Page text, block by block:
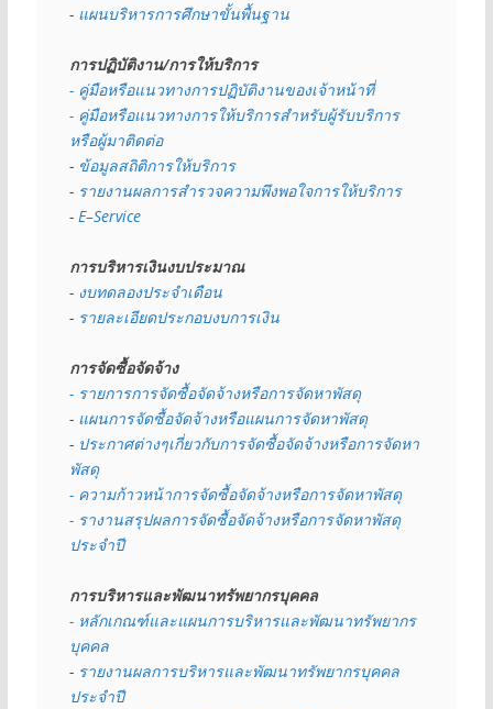
- แผนบริหารการศึกษาขั้นพื้นฐาน
การปฏิบัติงาน/การให้บริการ
- คู่มือหรือแนวทางการปฏิบัติงานของเจ้าหน้าที่
- คู่มือหรือแนวทางการให้บริการสำหรับผู้รับบริการ
หรือผู้มาติดต่อ
- ข้อมูลสถิติการให้บริการ
- รายงานผลการสำรวจความพึงพอใจการให้บริการ
- E–Service
การบริหารเงินงบประมาณ
- งบทดลองประจำเดือน
- รายละเอียดประกอบงบการเงิน
การจัดซื้อจัดจ้าง
- รายการการจัดซื้อจัดจ้างหรือการจัดหาพัสดุ
- แผนการจัดซื้อจัดจ้างหรือแผนการจัดหาพัสดุ
- ประกาศต่างๆเกี่ยวกับการจัดซื้อจัดจ้างหรือการจัดหา
พัสดุ
- ความก้าวหน้าการจัดซื้อจัดจ้างหรือการจัดหาพัสดุ
- รางานสรุปผลการจัดซื้อจัดจ้างหรือการจัดหาพัสดุ
ประจำปี
การบริหารและพัฒนาทรัพยากรบุคคล
- หลักเกณฑ์และแผนการบริหารและพัฒนาทรัพยากร
บุคคล
- รายงานผลการบริหารและพัฒนาทรัพยากรบุคคล
ประจำปี